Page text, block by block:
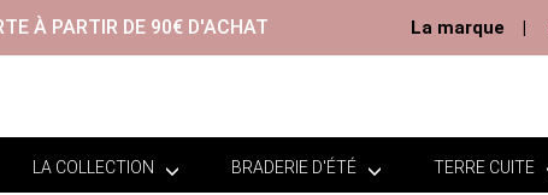
À PARTIR DE 90€ D'ACHAT La marque
LA COLLECTION BRADERIE D'ÉTÉ TERRE CUITE